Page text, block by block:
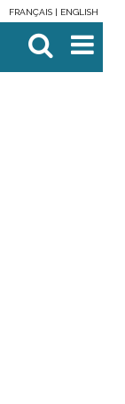
FRANÇAIS ENGLISH

avancée…